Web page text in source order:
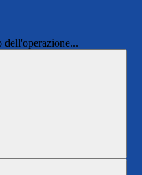
dell'operazione...